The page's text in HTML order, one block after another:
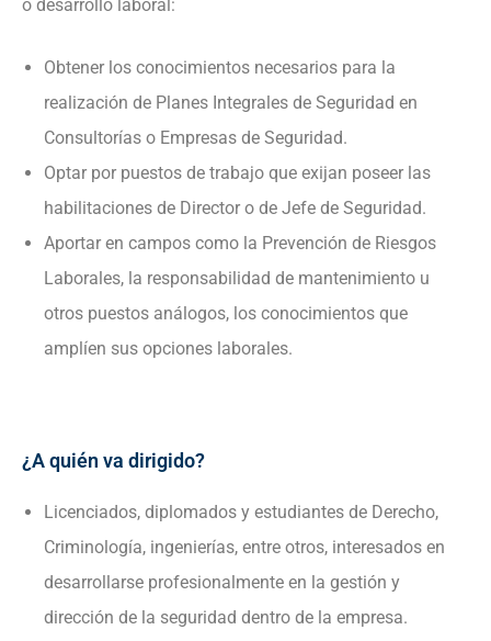
o desarrollo laboral:
Obtener los conocimientos necesarios para la
realización de Planes Integrales de Seguridad en
Consultorías o Empresas de Seguridad.
Optar por puestos de trabajo que exijan poseer las
habilitaciones de Director o de Jefe de Seguridad.
Aportar en campos como la Prevención de Riesgos
Laborales, la responsabilidad de mantenimiento u
otros puestos análogos, los conocimientos que
amplíen sus opciones laborales.
¿A quién va dirigido?
Licenciados, diplomados y estudiantes de Derecho,
Criminología, ingenierías, entre otros, interesados en
desarrollarse profesionalmente en la gestión y
dirección de la seguridad dentro de la empresa.